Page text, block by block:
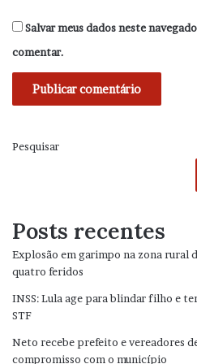
Salvar meus dados neste
comentar.
Pesquisar
Posts recentes
Explosão em garimpo na zona rural
quatro feridos
INSS: Lula age para blindar filho e
STF
Neto recebe prefeito e vereadores
compromisso com o município